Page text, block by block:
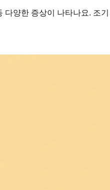
양한 증상이 나타나요. 조